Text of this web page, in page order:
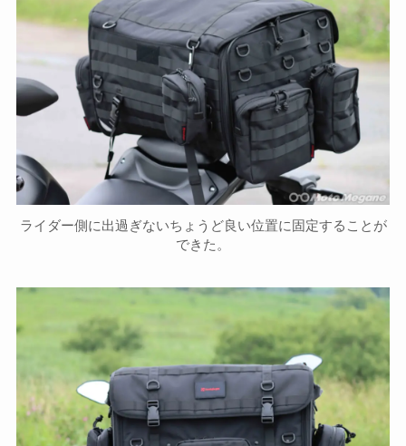
ライダー側に出過ぎないちょうど良い位置に固定することが
できた。